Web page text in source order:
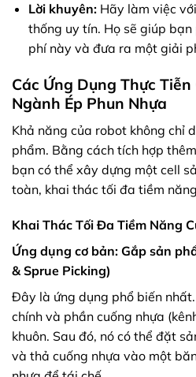
Lời khuyên:Hãy làm việc
thống uy tín. Họ sẽ giúp
phí này và đưa ra một giải
Các Ứng Dụng Thực
Ngành Ép Phun Nhựa
Khả năng của robot không chỉ
phẩm. Bằng cách tích hợp
bạn có thể xây dựng một cell
toàn, khai thác tối đa tiềm
Khai Thác Tối Đa Tiềm Năng
Ứng dụng cơ bản: Gắp sản
& Sprue Picking)
Đây là ứng dụng phổ biến
chính và phần cuống nhựa
khuôn. Sau đó, nó có thể đặt
và thả cuống nhựa vào một